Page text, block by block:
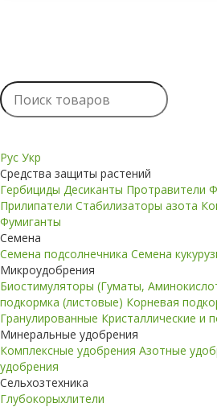
Рус Укр
Средства защиты растений
Гербициды Десиканты Протравители
Прилипатели Стабилизаторы азота
Фумиганты
Семена
Семена подсолнечника Семена
Микроудобрения
Биостимуляторы (Гуматы,
подкормка (листовые) Корневая
Гранулированные Кристаллические и
Минеральные удобрения
Комплексные удобрения Азотные
удобрения
Сельхозтехника
Глубокорыхлители